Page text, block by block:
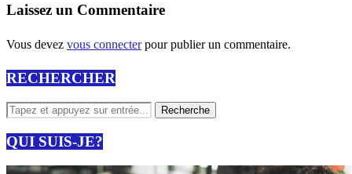
Laissez un Commentaire
Vous devez vous connecterpour publier un commentaire.
RECHERCHER
QUI SUIS-JE?